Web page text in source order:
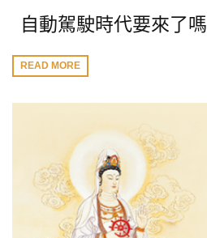
自動駕駛時代要來了嗎
READ MORE